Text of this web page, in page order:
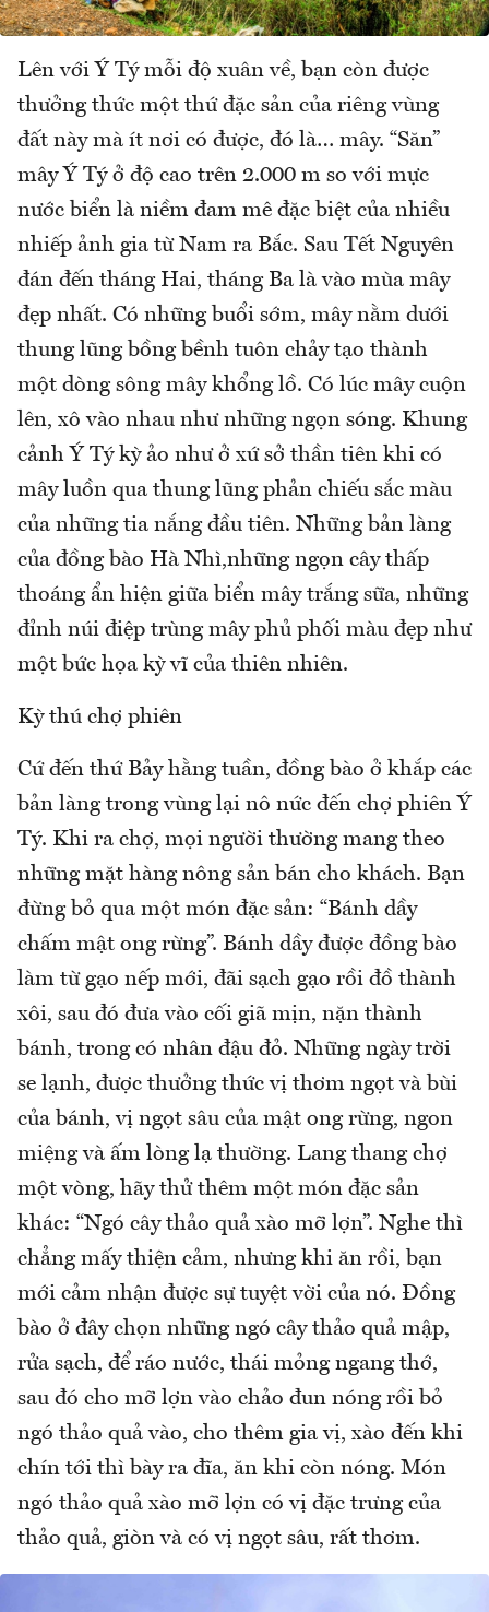
Lên với Ý Tý mỗi độ xuân về, bạn còn được
thưởng thức một thứ đặc sản của riêng vùng
đất này mà ít nơi có được, đó là… mây. “Săn”
mây Ý Tý ở độ cao trên 2.000 m so với mực
nước biển là niềm đam mê đặc biệt của nhiều
nhiếp ảnh gia từ Nam ra Bắc. Sau Tết Nguyên
đán đến tháng Hai, tháng Ba là vào mùa mây
đẹp nhất. Có những buổi sớm, mây nằm dưới
thung lũng bồng bềnh tuôn chảy tạo thành
một dòng sông mây khổng lồ. Có lúc mây cuộn
lên, xô vào nhau như những ngọn sóng. Khung
cảnh Ý Tý kỳ ảo như ở xứ sở thần tiên khi có
mây luồn qua thung lũng phản chiếu sắc màu
của những tia nắng đầu tiên. Những bản làng
của đồng bào Hà Nhì,những ngọn cây thấp
thoáng ẩn hiện giữa biển mây trắng sữa, những
đỉnh núi điệp trùng mây phủ phối màu đẹp như
một bức họa kỳ vĩ của thiên nhiên.
Kỳ thú chợ phiên
Cứ đến thứ Bảy hằng tuần, đồng bào ở khắp các
bản làng trong vùng lại nô nức đến chợ phiên Ý
Tý. Khi ra chợ, mọi người thường mang theo
những mặt hàng nông sản bán cho khách. Bạn
đừng bỏ qua một món đặc sản: “Bánh dầy
chấm mật ong rừng”. Bánh dầy được đồng bào
làm từ gạo nếp mới, đãi sạch gạo rồi đồ thành
xôi, sau đó đưa vào cối giã mịn, nặn thành
bánh, trong có nhân đậu đỏ. Những ngày trời
se lạnh, được thưởng thức vị thơm ngọt và bùi
của bánh, vị ngọt sâu của mật ong rừng, ngon
miệng và ấm lòng lạ thường. Lang thang chợ
một vòng, hãy thử thêm một món đặc sản
khác: “Ngó cây thảo quả xào mỡ lợn”. Nghe thì
chẳng mấy thiện cảm, nhưng khi ăn rồi, bạn
mới cảm nhận được sự tuyệt vời của nó. Đồng
bào ở đây chọn những ngó cây thảo quả mập,
rửa sạch, để ráo nước, thái mỏng ngang thớ,
sau đó cho mỡ lợn vào chảo đun nóng rồi bỏ
ngó thảo quả vào, cho thêm gia vị, xào đến khi
chín tới thì bày ra đĩa, ăn khi còn nóng. Món
ngó thảo quả xào mỡ lợn có vị đặc trưng của
thảo quả, giòn và có vị ngọt sâu, rất thơm.